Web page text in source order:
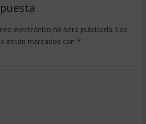
electrónico no será publicada. Los
están marcados con *